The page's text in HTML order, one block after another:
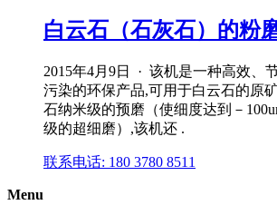
白云石（石灰石）的粉
2015年4月9日 · 该机是一种高效、
污染的环保产品,可用于白云石的原
石纳米级的预磨（使细度达到－
级的超细磨）,该机还 .
联系电话: 180 3780 8511
Menu